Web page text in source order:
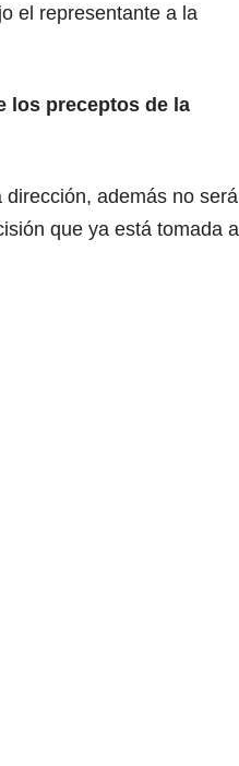
el representante a la
los preceptos de la
además no será
que ya está tomada a